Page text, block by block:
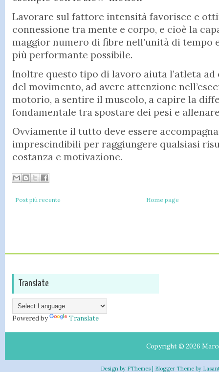
Lavorare sul fattore intensità favorisce e
connessione tra mente e corpo, e cioè la
maggior numero di fibre nell’unità di tempo
più performante possibile.
Inoltre questo tipo di lavoro aiuta l’atleta ad
del movimento, ad avere attenzione
motorio, a sentire il muscolo, a capire la
fondamentale tra spostare dei pesi e
Ovviamente il tutto deve essere
imprescindibili per raggiungere qualsiasi
costanza e motivazione.
Post più recente Home page
Translate
Powered by Translate
Copyright © 2026
Design by FThemes| Blogger Theme by